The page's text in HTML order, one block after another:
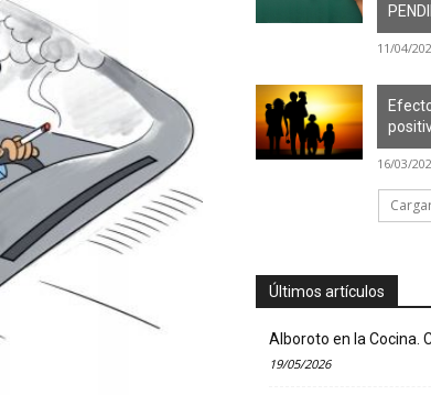
11/04/
16/03/
Últimos artículos
Alboroto en la Cocina.
19/05/2026